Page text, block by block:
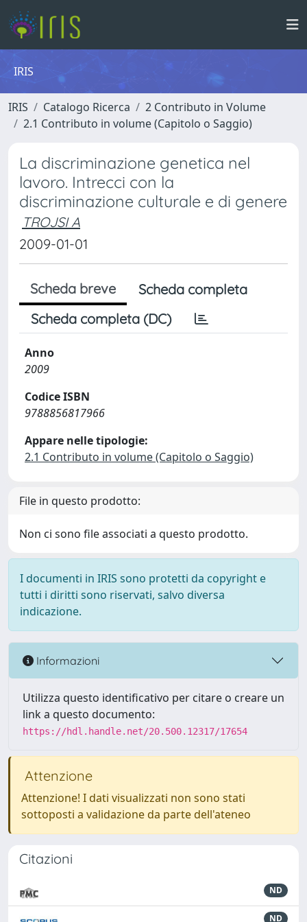
IRIS
IRIS Catalogo Ricerca
2 Contributo in Volume
2.1 Contributo in volume (Capitolo o Saggio)
La discriminazione genetica nel
lavoro. Intrecci con la
discriminazione culturale e di genere
TROJSI A
2009-01-01
Scheda breve
Scheda completa
Scheda completa (DC)
Anno
2009
Codice ISBN
9788856817966
Appare nelle tipologie:
2.1 Contributo in volume (Capitolo o Saggio)
File in questo prodotto:
Non ci sono file associati a questo prodotto.
I documenti in IRIS sono protetti da copyright e
tutti i diritti sono riservati, salvo diversa
indicazione.
Informazioni
Utilizza questo identificativo per citare o creare un
link a questo documento:
https://hdl.handle.net/20.500.12317/17654
Attenzione
Attenzione! I dati visualizzati non sono stati
sottoposti a validazione da parte dell'ateneo
Citazioni
ND
ND